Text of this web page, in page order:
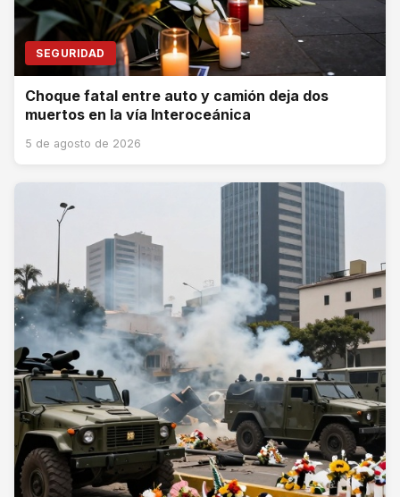
SEGURIDAD
Choque fatal entre auto y camión deja dos
muertos en la vía Interoceánica
5 de agosto de 2026